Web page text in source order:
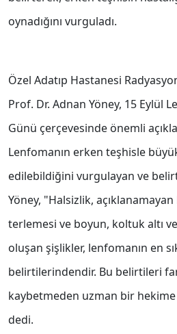
oynadığını vurguladı.
Özel Adatıp Hastanesi
Prof. Dr. Adnan Yöney, 15 Eylül
Günü çerçevesinde önemli
Lenfomanın erken teşhisle
edilebildiğini vurgulayan ve
Yöney, "Halsizlik,
terlemesi ve boyun, koltuk altı
oluşan şişlikler, lenfomanın en
belirtilerindendir. Bu belirtileri
kaybetmeden uzman bir
dedi.